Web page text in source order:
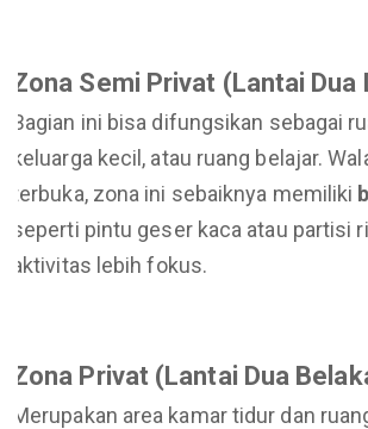
Zona Semi Privat (Lantai Dua
Bagian ini bisa difungsikan sebagai
keluarga kecil, atau ruang belajar.
terbuka, zona ini sebaiknya memiliki
seperti pintu geser kaca atau partisi
aktivitas lebih fokus.
Zona Privat (Lantai Dua
Merupakan area kamar tidur dan